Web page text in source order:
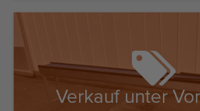
Verkauf unter